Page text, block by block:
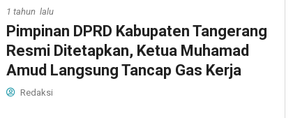
1 tahun lalu
Pimpinan DPRD Kabupaten Tangerang
Resmi Ditetapkan, Ketua Muhamad
Amud Langsung Tancap Gas Kerja
Redaksi